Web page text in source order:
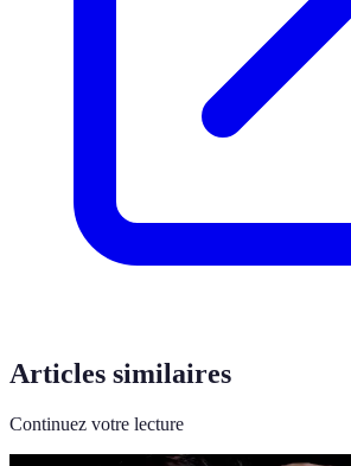
Articles similaires
Continuez votre lecture